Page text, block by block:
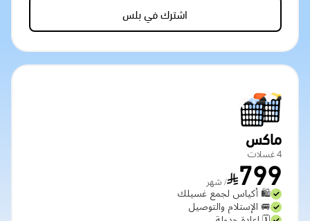
اشترك في بلس
ماكس
4 غسلات
799 / شهر
🛍️ أكياس لجمع غسيلك
🚐 الإستلام والتوصيل